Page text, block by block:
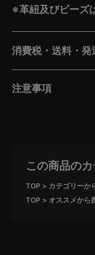
※革紐及びビーズ
消費税・送料・発
注意事項
この商品のカ
TOP カテゴリーか
TOP
オススメから